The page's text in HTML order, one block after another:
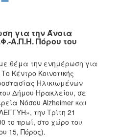
για την Άνοια
Α.Π.Η. Πόρου του
θέμα την ενημέρωση για
Κέντρο Κοινοτικής
Ηλικιωμένων
Δήμου Ηρακλείου, σε
Νόσου Alzheimer και
την Τρίτη 21
το πρωί, στο χώρο του
15, Πόρος).